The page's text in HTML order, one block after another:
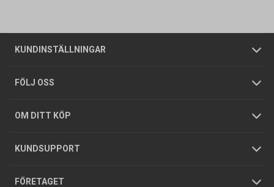
KUNDINSTÄLLNINGAR
Företagskund / Privatkund
FÖLJ OSS
OM DITT KÖP
Allmänna försäljningsvillkor
Integritetspolicy
GDPR
KUNDSUPPORT
Butiker
Foldrar och kataloger
Köpguider
Varumärken
FÖRETAGET
Om oss
Tjänster
Hållbarhet
Jobba hos oss
Press